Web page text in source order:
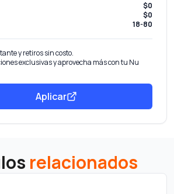
$0
$0
18-80
y retiros sin costo.
exclusivas y aprovecha más con tu Nu
Aplicar
relacionados